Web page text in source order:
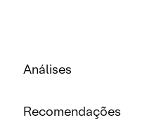
Análises
Recomendações